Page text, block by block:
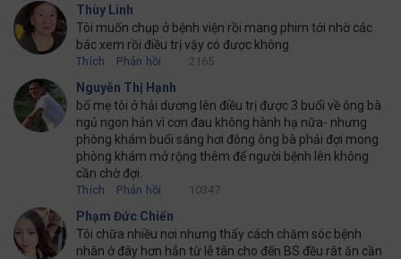
Thùy Linh
Tôi muốn chụp ở bệnh viện rồi mang phim tới nhờ các
bác xem rồi điều trị vậy có được không
Thích Phản hồi 2165
Nguyễn Thị Hạnh
bố mẹ tôi ở hải dương lên điều trị được 3 buổi về ông bà
ngủ ngon hản vì cơn đau không hành hạ nữa- nhưng
phòng khám buổi sáng hơi đông ông bà phải đợi mong
phòng khám mở rộng thêm để người bệnh lên không
cần chờ đợi.
Thích Phản hồi 10347
Phạm Đức Chiến
Tôi chữa nhiều nơi nhưng thấy cách chăm sóc bệnh
nhân ở đây hơn hẳn từ lễ tân cho đến BS đều rât ăn cần